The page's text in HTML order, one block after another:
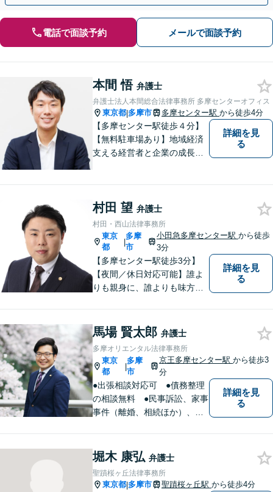
電話で面談予約 メールで面談予約
本間 悟 弁護士
弁護士法人本間総合法律事務所 多摩センターオフィス
東京都|多摩市 多摩センター駅 から徒歩4分
【多摩センター駅徒歩４分】
【無料駐車場あり】地域経済
支える経営者と企業の成長を
事故、相続、成年後見、不動
産など幅広く法律問題に対応
しますので、お気軽にご相談
を。
詳細を見
る
村田 望 弁護士
村田・西山法律事務所
東京
都
|
多摩
市
小田急多摩センター駅 から徒歩
3分
【多摩センター駅徒歩3分】
【夜間／休日対応可能】誰よ
りも親身に、誰よりも味方で
婚問題／不動産問題／刑事事
件など、幅広く対応可能。迅
速かつ適切な対応を心掛けて
おります。
詳細を見
る
馬場 賢太郎 弁護士
多摩オリエンタル法律事務所
東京
都
|
多摩
市
京王多摩センター駅から徒歩3
分
●出張相談対応可 ●債務整理
の相談無料 ●民事訴訟、家事
事件（離婚、相続ほか）、法
年事件など
詳細を見
る
堀木 康弘 弁護士
聖蹟桜ヶ丘法律事務所
東京都|多摩市 聖蹟桜ヶ丘駅 から徒歩4分